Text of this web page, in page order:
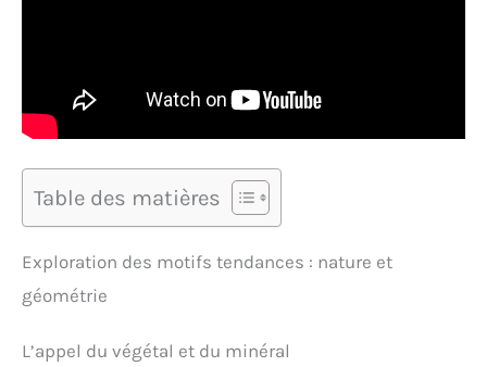
Table des matières
Exploration des motifs tendances : nature et
géométrie
L’appel du végétal et du minéral